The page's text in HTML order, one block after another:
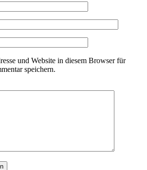
und Website in diesem Browser für
speichern.